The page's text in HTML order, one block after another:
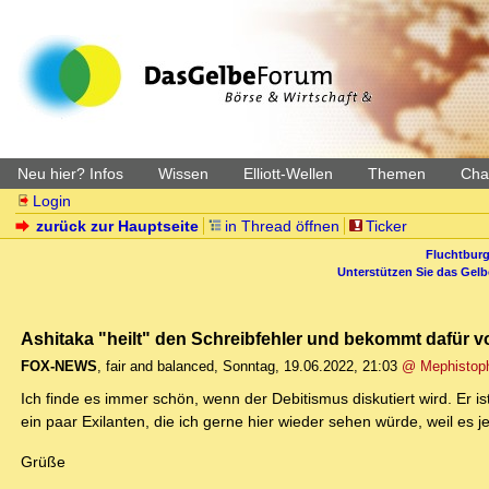
Neu hier? Infos Wissen Elliott-Wellen Themen
Login
zurück zur Hauptseite
in Thread öffnen Ticker
Unterstützen Sie das
Ashitaka "heilt" den Schreibfehler und bekommt dafür
FOX-NEWS, fair and balanced, Sonntag, 19.06.2022, 21:03 @
Ich finde es immer schön, wenn der Debitismus diskutiert wird. Er
ein paar Exilanten, die ich gerne hier wieder sehen würde, weil es
Grüße